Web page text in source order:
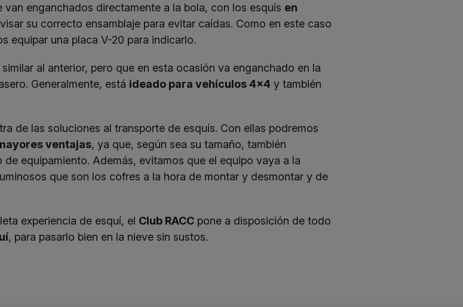
enganchados directamente a la bola, con los esquís en
su correcto ensamblaje para evitar caídas. Como en este caso
equipar una placa V-20 para indicarlo.
al anterior, pero que en esta ocasión va enganchado en la
Generalmente, está ideado para vehículos 4×4 y también
de las soluciones al transporte de esquís. Con ellas podremos
ventajas, ya que, según sea su tamaño, también
equipamiento. Además, evitamos que el equipo vaya a la
que son los cofres a la hora de montar y desmontar y de
experiencia de esquí, el Club RACCpone a disposición de todo
, para pasarlo bien en la nieve sin sustos.